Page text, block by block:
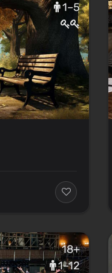
1–5
18+
1–12